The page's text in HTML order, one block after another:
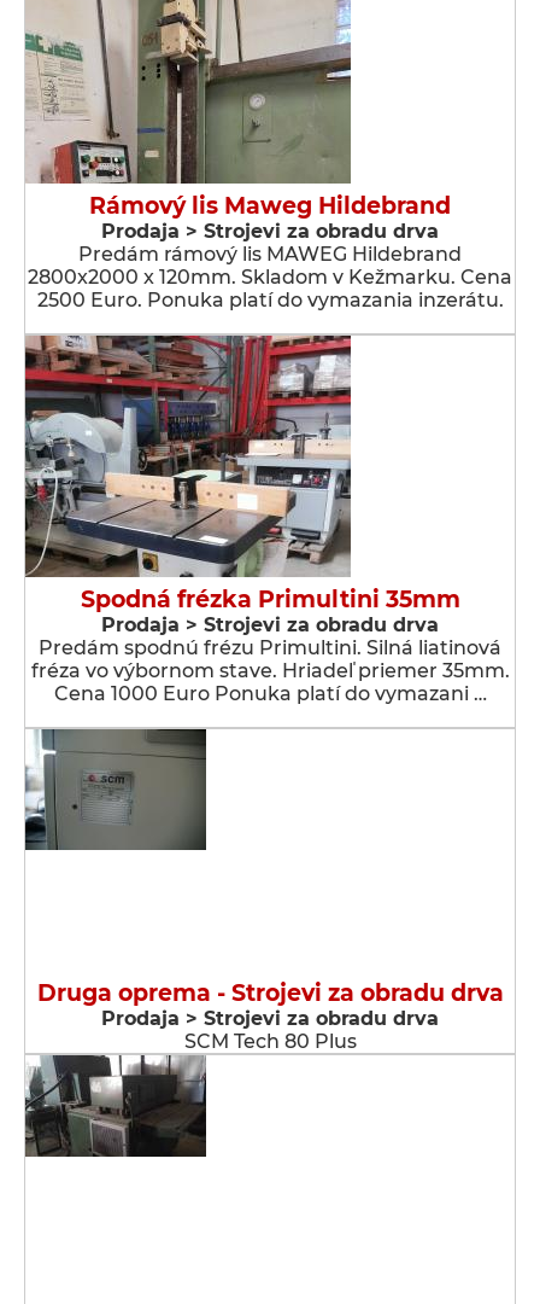
Rámový lis Maweg Hildebrand
Prodaja > Strojevi za obradu drva
Predám rámový lis MAWEG Hildebrand
2800x2000 x 120mm. Skladom v Kežmarku. Cena
2500 Euro. Ponuka platí do vymazania inzerátu.
Spodná frézka Primultini 35mm
Prodaja > Strojevi za obradu drva
Predám spodnú frézu Primultini. Silná liatinová
fréza vo výbornom stave. Hriadeľ priemer 35mm.
Cena 1000 Euro Ponuka platí do vymazani …
Druga oprema - Strojevi za obradu drva
Prodaja > Strojevi za obradu drva
SCM Tech 80 Plus